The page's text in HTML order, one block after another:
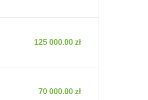
125 000.00 zł
70 000.00 zł